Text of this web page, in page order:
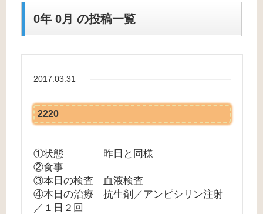
0年 0月 の投稿一覧
2017.03.31
2220
①状態 昨日と同様
②食事
③本日の検査 血液検査
④本日の治療 抗生剤／アンピシリン注射
／１日２回